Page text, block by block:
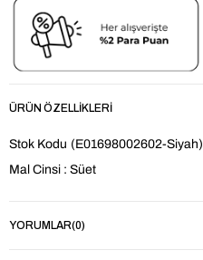
ÜRÜN ÖZELLIKLERI
Stok Kodu (E01698002602-Siyah)
Mal Cinsi : Süet
YORUMLAR(0)